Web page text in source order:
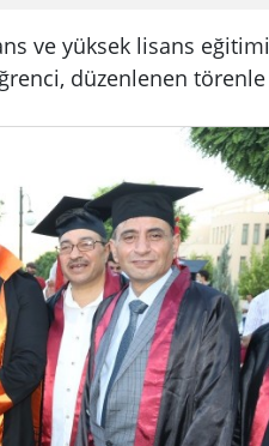
ve yüksek lisans eğitimi
düzenlenen törenle